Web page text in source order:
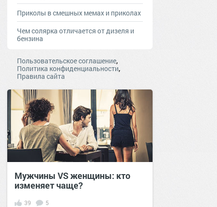
Приколы в смешных мемах и приколах
Чем солярка отличается от дизеля и
бензина
Пользовательское соглашение,
Политика конфиденциальности,
Правила сайта
Мужчины VS женщины: кто
изменяет чаще?
39 5